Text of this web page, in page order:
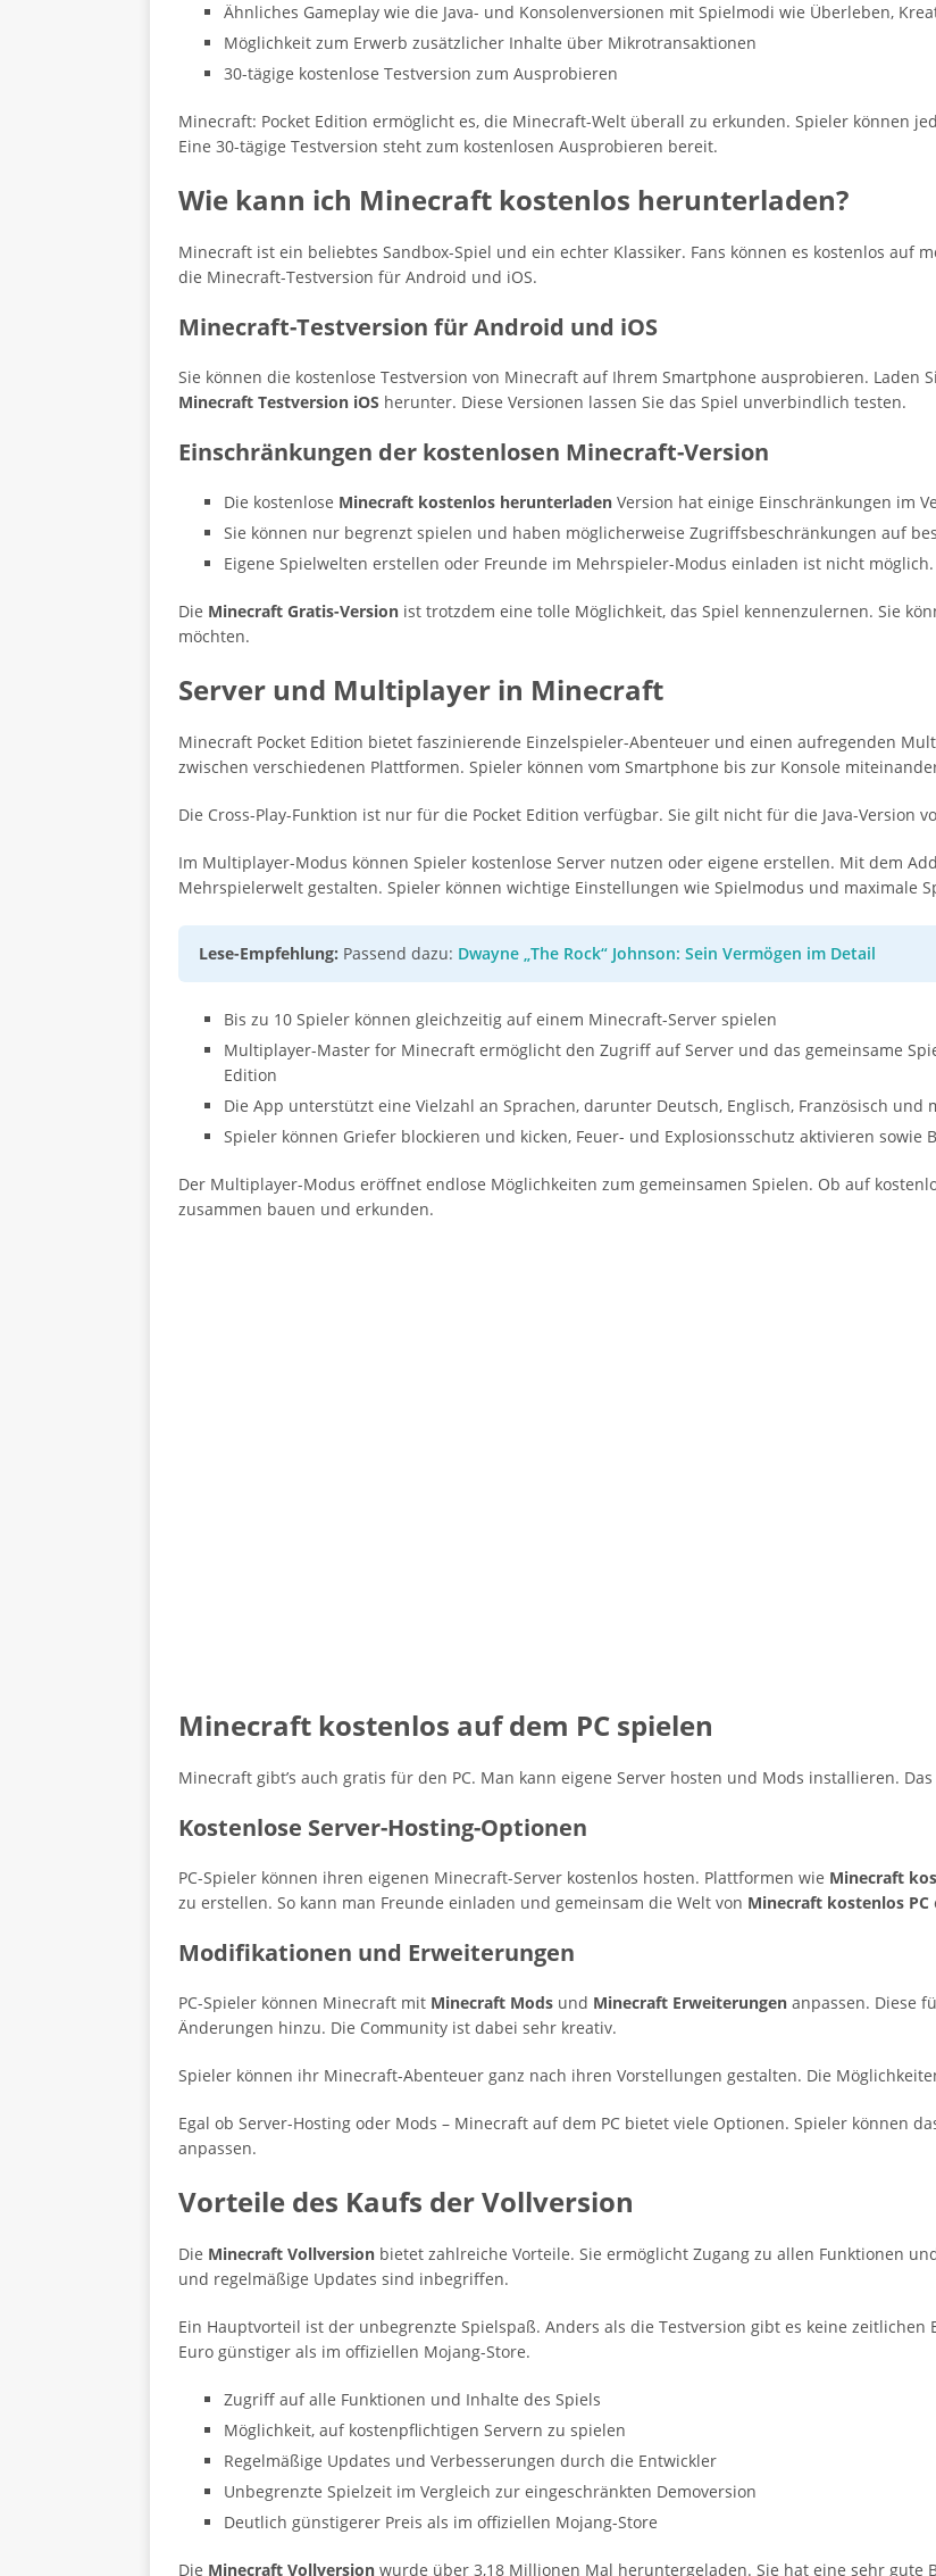
Ähnliches Gameplay wie die Java- und Konsolenversionen mit Spielmodi wie Überleben,
Möglichkeit zum Erwerb zusätzlicher Inhalte über Mikrotransaktionen
30-tägige kostenlose Testversion zum Ausprobieren
Minecraft: Pocket Edition ermöglicht es, die Minecraft-Welt überall zu erkunden. Spieler können
Eine 30-tägige Testversion steht zum kostenlosen Ausprobieren bereit.
Wie kann ich Minecraft kostenlos herunterladen?
Minecraft ist ein beliebtes Sandbox-Spiel und ein echter Klassiker. Fans können es kostenlos auf
die Minecraft-Testversion für Android und iOS.
Minecraft-Testversion für Android und iOS
Sie können die kostenlose Testversion von Minecraft auf Ihrem Smartphone ausprobieren. Laden
Minecraft Testversion iOS herunter. Diese Versionen lassen Sie das Spiel unverbindlich testen.
Einschränkungen der kostenlosen Minecraft-Version
Die kostenlose Minecraft kostenlos herunterladen Version hat einige Einschränkungen im
Sie können nur begrenzt spielen und haben möglicherweise Zugriffsbeschränkungen auf
Eigene Spielwelten erstellen oder Freunde im Mehrspieler-Modus einladen ist nicht möglich.
Die Minecraft Gratis-Version ist trotzdem eine tolle Möglichkeit, das Spiel kennenzulernen. Sie
möchten.
Server und Multiplayer in Minecraft
Minecraft Pocket Edition bietet faszinierende Einzelspieler-Abenteuer und einen aufregenden
zwischen verschiedenen Plattformen. Spieler können vom Smartphone bis zur Konsole
Die Cross-Play-Funktion ist nur für die Pocket Edition verfügbar. Sie gilt nicht für die Java-Version
Im Multiplayer-Modus können Spieler kostenlose Server nutzen oder eigene erstellen. Mit dem
Mehrspielerwelt gestalten. Spieler können wichtige Einstellungen wie Spielmodus und maximale
Lese-Empfehlung: Passend dazu: Dwayne „The Rock“ Johnson: Sein Vermögen im Detail
Bis zu 10 Spieler können gleichzeitig auf einem Minecraft-Server spielen
Multiplayer-Master for Minecraft ermöglicht den Zugriff auf Server und das gemeinsame
Edition
Die App unterstützt eine Vielzahl an Sprachen, darunter Deutsch, Englisch, Französisch und
Spieler können Griefer blockieren und kicken, Feuer- und Explosionsschutz aktivieren sowie
Der Multiplayer-Modus eröffnet endlose Möglichkeiten zum gemeinsamen Spielen. Ob auf
zusammen bauen und erkunden.
Minecraft kostenlos auf dem PC spielen
Minecraft gibt’s auch gratis für den PC. Man kann eigene Server hosten und Mods installieren.
Kostenlose Server-Hosting-Optionen
PC-Spieler können ihren eigenen Minecraft-Server kostenlos hosten. Plattformen wie Minecraft
zu erstellen. So kann man Freunde einladen und gemeinsam die Welt von Minecraft kostenlos PC
Modifikationen und Erweiterungen
PC-Spieler können Minecraft mit Minecraft Mods und Minecraft Erweiterungen anpassen. Diese
Änderungen hinzu. Die Community ist dabei sehr kreativ.
Spieler können ihr Minecraft-Abenteuer ganz nach ihren Vorstellungen gestalten. Die
Egal ob Server-Hosting oder Mods – Minecraft auf dem PC bietet viele Optionen. Spieler können
anpassen.
Vorteile des Kaufs der Vollversion
Die Minecraft Vollversion bietet zahlreiche Vorteile. Sie ermöglicht Zugang zu allen Funktionen
und regelmäßige Updates sind inbegriffen.
Ein Hauptvorteil ist der unbegrenzte Spielspaß. Anders als die Testversion gibt es keine zeitlichen
Euro günstiger als im offiziellen Mojang-Store.
Zugriff auf alle Funktionen und Inhalte des Spiels
Möglichkeit, auf kostenpflichtigen Servern zu spielen
Regelmäßige Updates und Verbesserungen durch die Entwickler
Unbegrenzte Spielzeit im Vergleich zur eingeschränkten Demoversion
Deutlich günstigerer Preis als im offiziellen Mojang-Store
Die Minecraft Vollversion wurde über 3,18 Millionen Mal heruntergeladen. Sie hat eine sehr gute